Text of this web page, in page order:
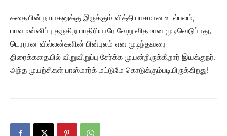
கதையின் நாயகனுக்கு இருக்கும் வித்தியாசமான உடல்பலம்,
பாவமன்னிப்பு தருகிற பாதிரியாரே வேறு விதமான முடிவெடுப்பது,
டெரரான வில்லன்களின் பின்புலம் என முடிந்தவரை
திரைக்கதையில் விறுவிறுப்பு சேர்க்க முயன்றிருக்கிறார் இயக்குநர்.
அந்த முயற்சிகள் பாஸ்மார்க் மட்டுமே கொடுக்கும்படியிருக்கிறது!